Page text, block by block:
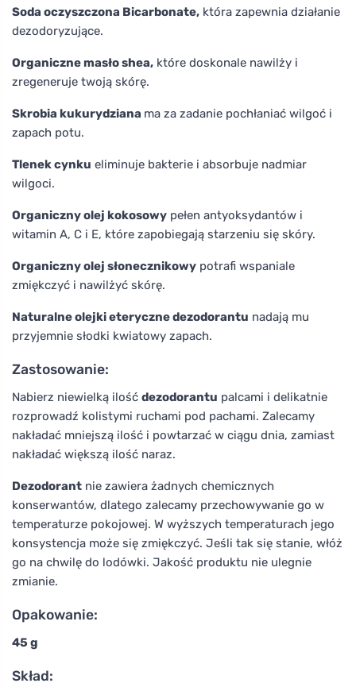
Soda oczyszczona Bicarbonate, która zapewnia działanie
dezodoryzujące.
Organiczne masło shea, które doskonale nawilży i
zregeneruje twoją skórę.
Skrobia kukurydziana ma za zadanie pochłaniać wilgoć i
zapach potu.
Tlenek cynku eliminuje bakterie i absorbuje nadmiar
wilgoci.
Organiczny olej kokosowy pełen antyoksydantów i
witamin A, C i E, które zapobiegają starzeniu się skóry.
Organiczny olej słonecznikowy potrafi wspaniale
zmiękczyć i nawilżyć skórę.
Naturalne olejki eteryczne dezodorantu nadają mu
przyjemnie słodki kwiatowy zapach.
Zastosowanie:
Nabierz niewielką ilość dezodorantu palcami i delikatnie
rozprowadź kolistymi ruchami pod pachami. Zalecamy
nakładać mniejszą ilość i powtarzać w ciągu dnia, zamiast
nakładać większą ilość naraz.
Dezodorant nie zawiera żadnych chemicznych
konserwantów, dlatego zalecamy przechowywanie go w
temperaturze pokojowej. W wyższych temperaturach jego
konsystencja może się zmiękczyć. Jeśli tak się stanie, włóż
go na chwilę do lodówki. Jakość produktu nie ulegnie
zmianie.
Opakowanie:
45 g
Skład: